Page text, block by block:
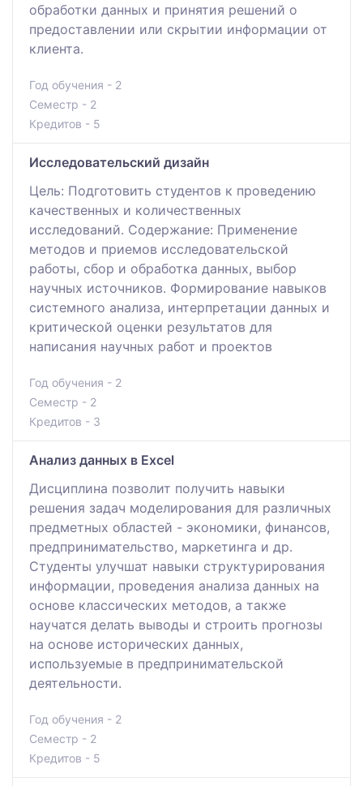
обработки данных и принятия решений о
предоставлении или скрытии информации от
клиента.
Год обучения - 2
Семестр - 2
Кредитов - 5
Исследовательский дизайн
Цель: Подготовить студентов к проведению
качественных и количественных
исследований. Содержание: Применение
методов и приемов исследовательской
работы, сбор и обработка данных, выбор
научных источников. Формирование навыков
системного анализа, интерпретации данных и
критической оценки результатов для
написания научных работ и проектов
Год обучения - 2
Семестр - 2
Кредитов - 3
Анализ данных в Excel
Дисциплина позволит получить навыки
решения задач моделирования для различных
предметных областей - экономики, финансов,
предпринимательство, маркетинга и др.
Студенты улучшат навыки структурирования
информации, проведения анализа данных на
основе классических методов, а также
научатся делать выводы и строить прогнозы
на основе исторических данных,
используемые в предпринимательской
деятельности.
Год обучения - 2
Семестр - 2
Кредитов - 5